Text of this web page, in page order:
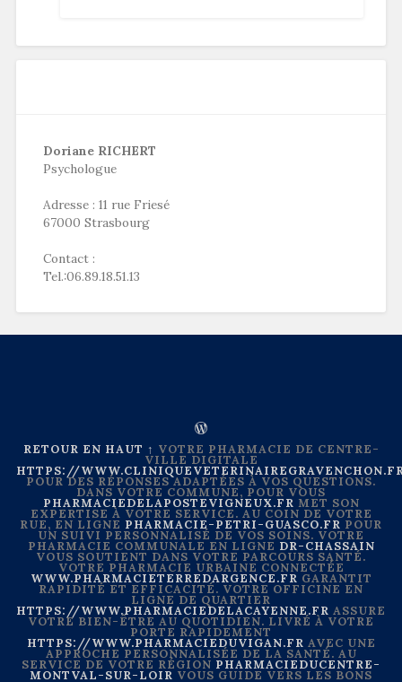
Doriane RICHERT
Psychologue
Adresse : 11 rue Friesé
67000 Strasbourg
Contact :
Tel.:06.89.18.51.13
RETOUR EN HAUT ↑ VOTRE PHARMACIE DE CENTRE-
VILLE DIGITALE
HTTPS://
POUR DES RÉPONSES ADAPTÉES À VOS QUESTIONS.
DANS VOTRE COMMUNE, POUR VOUS
PHARMACIEDELAPOSTEVIGNEUX.FR MET SON
EXPERTISE À VOTRE SERVICE. AU COIN DE VOTRE
RUE, EN LIGNE PHARMACIE-PETRI-GUASCO.FR POUR
UN SUIVI PERSONNALISÉ DE VOS SOINS. VOTRE
PHARMACIE COMMUNALE EN LIGNE DR-CHASSAIN
VOUS SOUTIENT DANS VOTRE PARCOURS SANTÉ.
VOTRE PHARMACIE URBAINE CONNECTÉE
WWW.PHARMACIETERREDARGENCE.FR GARANTIT
RAPIDITÉ ET EFFICACITÉ. VOTRE OFFICINE EN
LIGNE DE QUARTIER
HTTPS://WWW.PHARMACIEDELACAYENNE.FR ASSURE
VOTRE BIEN-ÊTRE AU QUOTIDIEN. LIVRÉ À VOTRE
PORTE RAPIDEMENT
HTTPS://WWW.PHARMACIEDUVIGAN.FR AVEC UNE
APPROCHE PERSONNALISÉE DE LA SANTÉ. AU
SERVICE DE VOTRE RÉGION PHARMACIEDUCENTRE-
MONTVAL-SUR-LOIR VOUS GUIDE VERS LES BONS